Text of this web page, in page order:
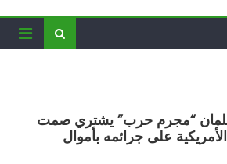
الدول العربية لوقف التطبيع
الله؟
سلمان “مجرم حرب” يشتري صمت
على جرائمه بأموال